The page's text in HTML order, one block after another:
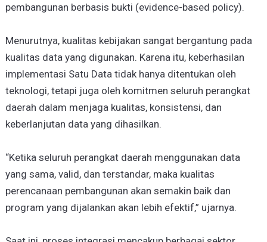
pembangunan berbasis bukti (evidence-based policy).
Menurutnya, kualitas kebijakan sangat bergantung pada
kualitas data yang digunakan. Karena itu, keberhasilan
implementasi Satu Data tidak hanya ditentukan oleh
teknologi, tetapi juga oleh komitmen seluruh perangkat
daerah dalam menjaga kualitas, konsistensi, dan
keberlanjutan data yang dihasilkan.
“Ketika seluruh perangkat daerah menggunakan data
yang sama, valid, dan terstandar, maka kualitas
perencanaan pembangunan akan semakin baik dan
program yang dijalankan akan lebih efektif,” ujarnya.